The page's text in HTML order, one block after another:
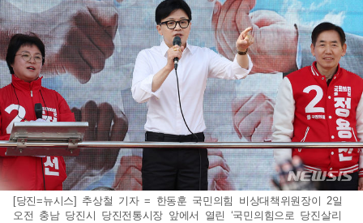
[당진=뉴시스] 추상철 기자 = 한동훈 국민의힘 비상대책위원장이 2일
오전 충남 당진시 당진전통시장 앞에서 열린 ‘국민의힘으로 당진살리